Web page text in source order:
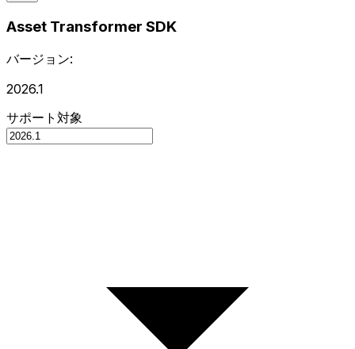
Asset Transformer SDK
バージョン:
2026.1
サポート対象